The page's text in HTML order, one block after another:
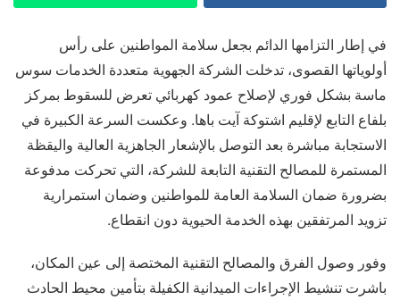
في إطار التزامها الدائم بجعل سلامة المواطنين على رأس
أولوياتها القصوى، تدخلت الشركة الجهوية متعددة الخدمات سوس
ماسة بشكل فوري لإصلاح عمود كهربائي تعرض للسقوط بمركز
بلفاع التابع لإقليم اشتوكة آيت باها. وعكست السرعة الكبيرة في
الاستجابة مباشرة بعد التوصل بالإشعار الجاهزية العالية واليقظة
المستمرة للمصالح التقنية التابعة للشركة، التي تحركت مدفوعة
بضرورة ضمان السلامة العامة للمواطنين وضمان استمرارية
تزويد المرتفقين بهذه الخدمة الحيوية دون انقطاع.
وفور وصول الفرق والمصالح التقنية المختصة إلى عين المكان،
باشرت تنشيط الإجراءات الميدانية الكفيلة بتأمين محيط الحادث